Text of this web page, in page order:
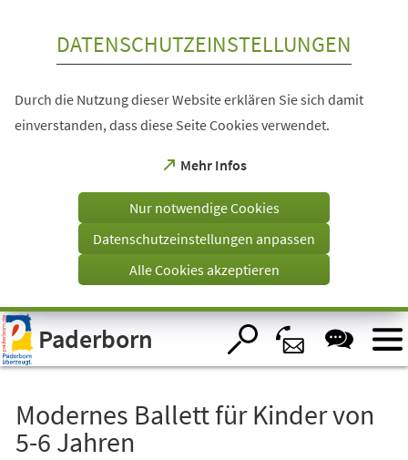
Visuelle
Assistenzsoftware
öffnen.
DATENSCHUTZEINSTELLUNGEN
Durch die Nutzung dieser Website erklären Sie sich damit
einverstanden, dass diese Seite Cookies verwendet.
Mehr Infos
(Öffnet
einem
Tab)
Nur notwendige Cookies
Datenschutzeinstellungen anpassen
Alle Cookies akzeptieren
Paderborn
Modernes Ballett für Kinder von
5-6 Jahren